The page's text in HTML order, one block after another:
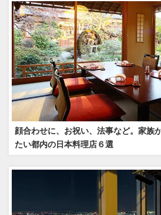
顔合わせに、お祝い、法事など。家族
たい都内の日本料理店６選